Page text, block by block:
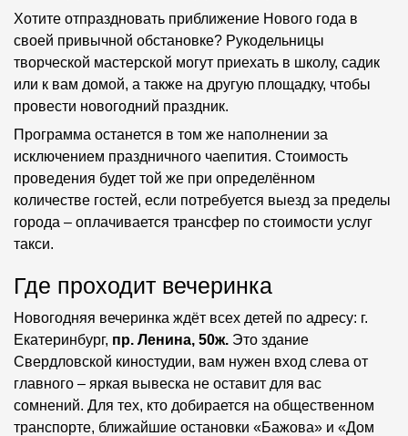
Хотите отпраздновать приближение Нового года в
своей привычной обстановке? Рукодельницы
творческой мастерской могут приехать в школу, садик
или к вам домой, а также на другую площадку, чтобы
провести новогодний праздник.
Программа останется в том же наполнении за
исключением праздничного чаепития. Стоимость
проведения будет той же при определённом
количестве гостей, если потребуется выезд за пределы
города – оплачивается трансфер по стоимости услуг
такси.
Где проходит вечеринка
Новогодняя вечеринка ждёт всех детей по адресу: г.
Екатеринбург, пр. Ленина, 50ж. Это здание
Свердловской киностудии, вам нужен вход слева от
главного – яркая вывеска не оставит для вас
сомнений. Для тех, кто добирается на общественном
транспорте, ближайшие остановки «Бажова» и «Дом